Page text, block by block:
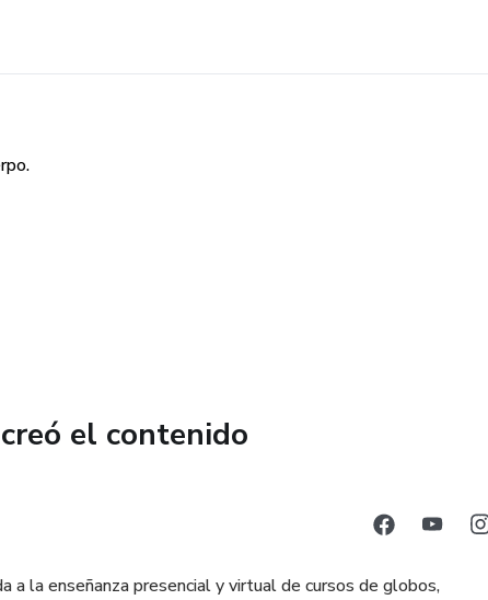
el contenido
a la enseñanza presencial y virtual de cursos de globos,